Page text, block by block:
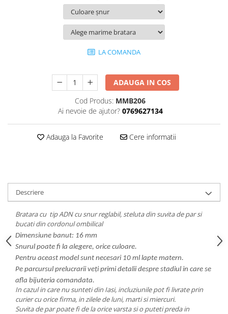
LA COMANDA
ADAUGA IN COS
Cod Produs: MMB206
Ai nevoie de ajutor? 0769627134
Adauga la Favorite Cere informatii
Descriere
Bratara cu tip ADN cu snur reglabil, steluta din suvita de par si
bucati din cordonul ombilical
Dimensiune banut: 16 mm
Snurul poate fi la alegere, orice culoare.
Pentru aceast model sunt necesari 10 ml lapte matern.
Pe parcursul prelucrarii veți primi detalii despre stadiul in care se
afla bijuteria comandata.
In cazul in care nu sunteti din Iasi, incluziunile pot fi livrate prin
curier cu orice firma, in zilele de luni, marti si miercuri.
Suvita de par poate fi de la orice varsta si o puteti preda in